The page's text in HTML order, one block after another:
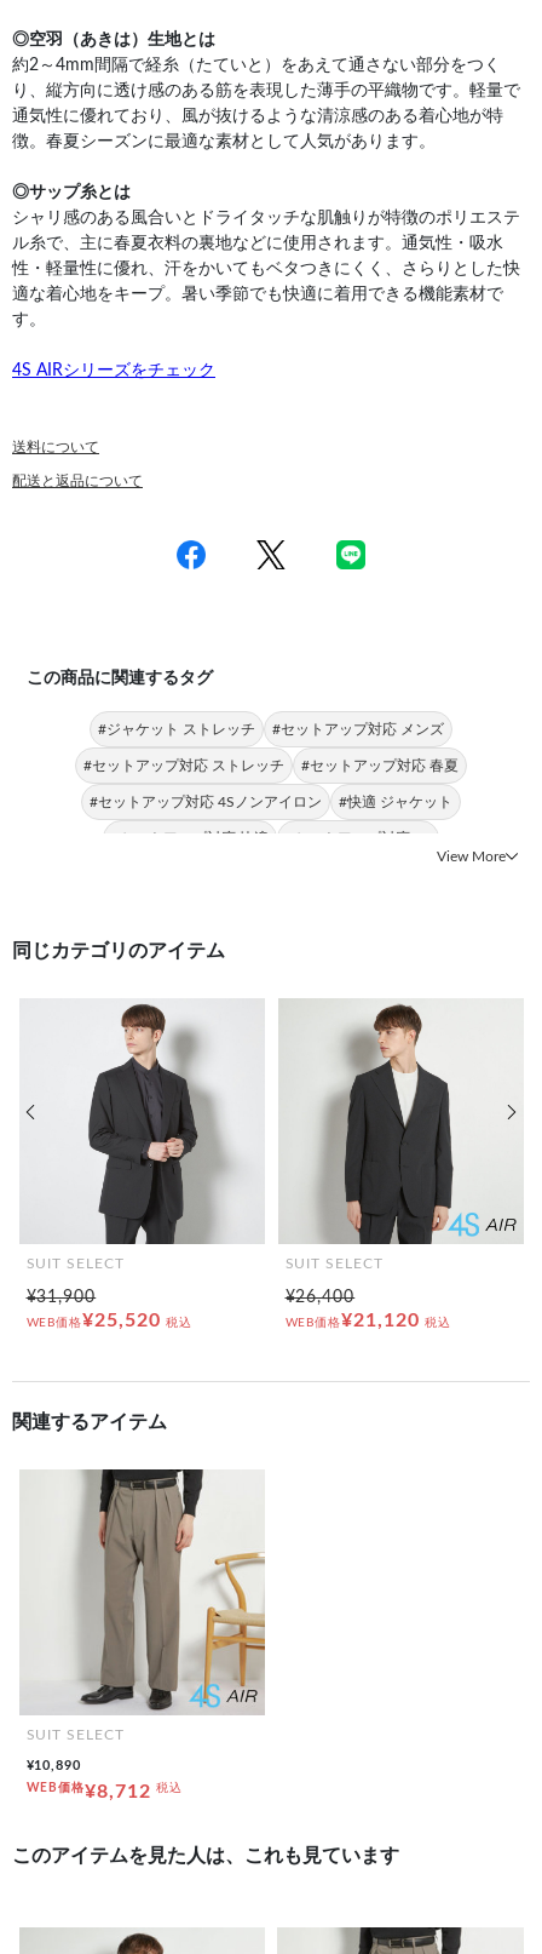
◎空羽（あきは）生地とは
約2～4mm間隔で経糸（たていと）をあえて通さない部分をつく
り、縦方向に透け感のある筋を表現した薄手の平織物です。軽量で
通気性に優れており、風が抜けるような清涼感のある着心地が特
徴。春夏シーズンに最適な素材として人気があります。
◎サップ糸とは
シャリ感のある風合いとドライタッチな肌触りが特徴のポリエステ
ル糸で、主に春夏衣料の裏地などに使用されます。通気性・吸水
性・軽量性に優れ、汗をかいてもベタつきにくく、さらりとした快
適な着心地をキープ。暑い季節でも快適に着用できる機能素材で
す。
4S AIRシリーズをチェック
送料について
配送と返品について
この商品に関連するタグ
#ジャケット ストレッチ #セットアップ対応 メンズ
#セットアップ対応 ストレッチ #セットアップ対応 春夏
#セットアップ対応 4Sノンアイロン #快適 ジャケット
#セットアップ対応 快適 #セットアップ対応 4S
View More
同じカテゴリのアイテム
SUIT SELECT
¥31,900
WEB価格¥25,520 税込
SUIT SELECT
¥26,400
WEB価格¥21,120 税込
前の画像
関連するアイテム
SUIT SELECT
¥10,890
WEB価格¥8,712 税込
このアイテムを見た人は、これも見ています